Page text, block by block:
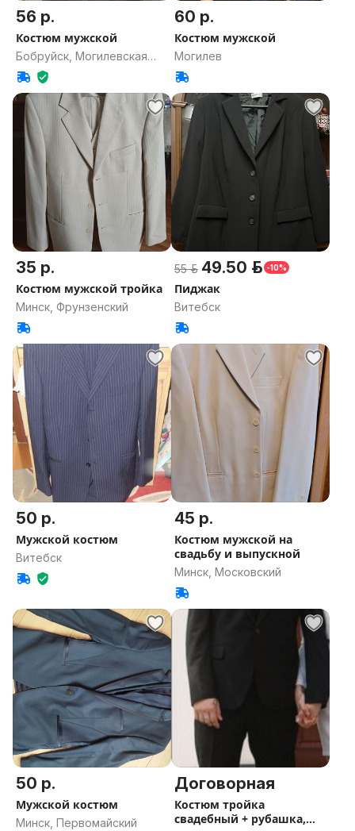
56 р.
Костюм мужской
Бобруйск, Могилевская
область
60 р.
Костюм мужской
Могилев
35 р.
Костюм мужской тройка
Минск, Фрунзенский
55 р. 49.50 р. -10%
Пиджак
Витебск
50 р.
Мужской костюм
Витебск
45 р.
Костюм мужской на
свадьбу и выпускной
Минск, Московский
50 р.
Мужской костюм
Минск, Первомайский
Договорная
Костюм тройка
свадебный + рубашка,